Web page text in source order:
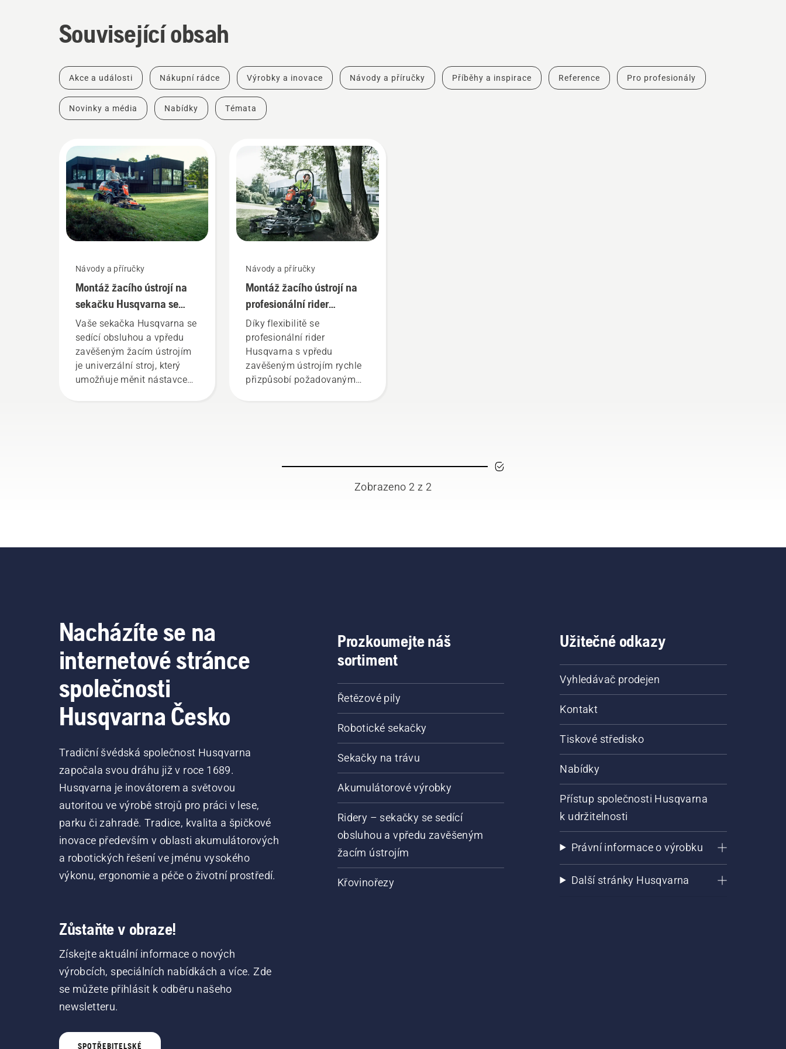
Související obsah
Akce a události Nákupní rádce Výrobky a inovace Návody a příručky Příběhy a inspirace Reference Pro profesionály
Novinky a média Nabídky Témata
Návody a příručky
Montáž žacího ústrojí na
sekačku Husqvarna se
sedící obsluhou a vpředu
zavěšeným ústrojím
Vaše sekačka Husqvarna se
sedící obsluhou a vpředu
zavěšeným žacím ústrojím
je univerzální stroj, který
umožňuje měnit nástavce
Návody a příručky
Montáž žacího ústrojí na
profesionální rider
Husqvarna s vpředu
zavěšeným ústrojím
Díky flexibilitě se
profesionální rider
Husqvarna s vpředu
zavěšeným ústrojím rychle
přizpůsobí požadovaným
Zobrazeno 2 z 2
Nacházíte se na
internetové stránce
společnosti
Husqvarna Česko
Tradiční švédská společnost Husqvarna
započala svou dráhu již v roce 1689.
Husqvarna je inovátorem a světovou
autoritou ve výrobě strojů pro práci v lese,
parku či zahradě. Tradice, kvalita a špičkové
inovace především v oblasti akumulátorových
a robotických řešení ve jménu vysokého
výkonu, ergonomie a péče o životní prostředí.
Zůstaňte v obraze!
Získejte aktuální informace o nových
výrobcích, speciálních nabídkách a více. Zde
se můžete přihlásit k odběru našeho
newsletteru.
SPOTŘEBITELSKÉ
Prozkoumejte náš
sortiment
Řetězové pily
Robotické sekačky
Sekačky na trávu
Akumulátorové výrobky
Ridery – sekačky se sedící
obsluhou a vpředu zavěšeným
žacím ústrojím
Křovinořezy
Užitečné odkazy
Vyhledávač prodejen
Kontakt
Tiskové středisko
Nabídky
Přístup společnosti Husqvarna
k udržitelnosti
Právní informace o výrobku
Další stránky Husqvarna